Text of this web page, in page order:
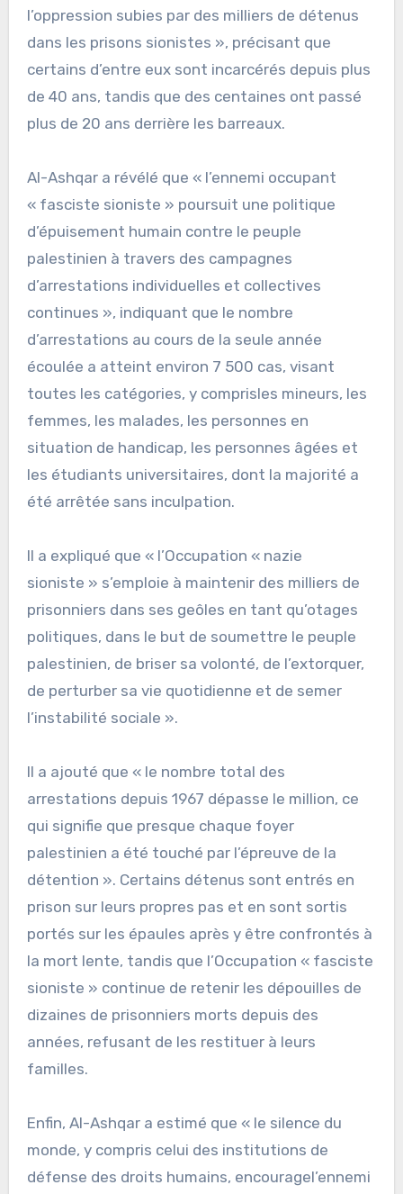
l’oppression subies par des milliers de détenus
dans les prisons sionistes », précisant que
certains d’entre eux sont incarcérés depuis plus
de 40 ans, tandis que des centaines ont passé
plus de 20 ans derrière les barreaux.
Al-Ashqar a révélé que « l’ennemi occupant
« fasciste sioniste » poursuit une politique
d’épuisement humain contre le peuple
palestinien à travers des campagnes
d’arrestations individuelles et collectives
continues », indiquant que le nombre
d’arrestations au cours de la seule année
écoulée a atteint environ 7 500 cas, visant
toutes les catégories, y comprisles mineurs, les
femmes, les malades, les personnes en
situation de handicap, les personnes âgées et
les étudiants universitaires, dont la majorité a
été arrêtée sans inculpation.
Il a expliqué que « l’Occupation « nazie
sioniste » s’emploie à maintenir des milliers de
prisonniers dans ses geôles en tant qu’otages
politiques, dans le but de soumettre le peuple
palestinien, de briser sa volonté, de l’extorquer,
de perturber sa vie quotidienne et de semer
l’instabilité sociale ».
Il a ajouté que « le nombre total des
arrestations depuis 1967 dépasse le million, ce
qui signifie que presque chaque foyer
palestinien a été touché par l’épreuve de la
détention ». Certains détenus sont entrés en
prison sur leurs propres pas et en sont sortis
portés sur les épaules après y être confrontés à
la mort lente, tandis que l’Occupation « fasciste
sioniste » continue de retenir les dépouilles de
dizaines de prisonniers morts depuis des
années, refusant de les restituer à leurs
familles.
Enfin, Al-Ashqar a estimé que « le silence du
monde, y compris celui des institutions de
défense des droits humains, encouragel’ennemi